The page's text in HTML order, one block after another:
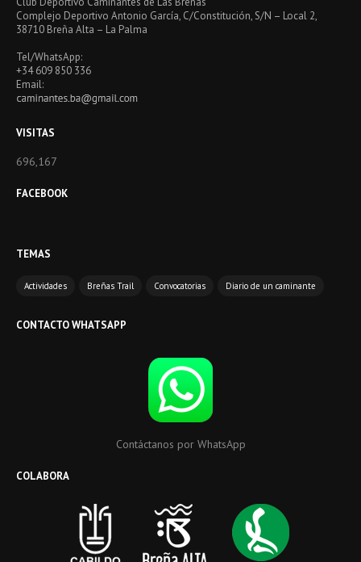
Complejo Deportivo Antonio García, C/Constitución, S/N – Local 2,
38710 Breña Alta – La Palma
Tel/WhatsApp:
+34 609 850 336
Email:
VISITAS
696,167
FACEBOOK
TEMAS
Actividades Breñas Trail Convocatorias Diario de un caminante
CONTACTO WHATSAPP
Contáctanos por WhatsApp
COLABORA